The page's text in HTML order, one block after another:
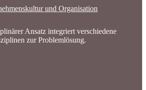
und Organisation
Ansatz integriert verschiedene
zur Problemlösung.